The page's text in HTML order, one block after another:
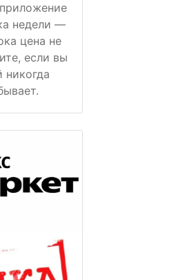
недели —
цена не
если вы
никогда